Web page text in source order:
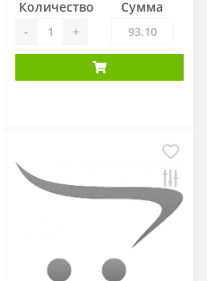
Количество
- +
Сумма